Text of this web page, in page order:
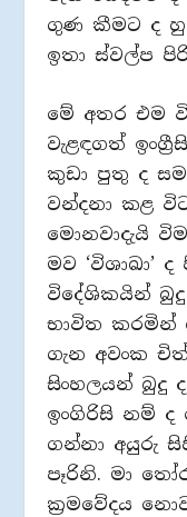
ගුණ කීමට ද
ඉතා ස්වල්ප
මේ අතර එම
වැළඳගත්
කුඩා පුතු ද
වන්දනා කළ
මොනවාදැයි
මව ‘විශාඛා’
විදේශිකයින්
භාවිත
ගැන අවංක
සිංහලයන් බුදු
ඉංගිරිසි නම් ද
ගන්නා අයුරු
පෑරිනි. මා
ක්‍රමවේදය